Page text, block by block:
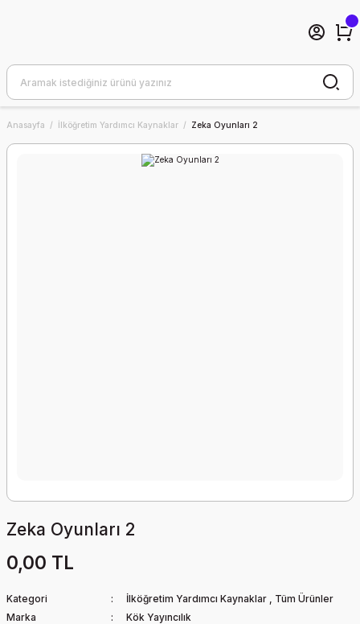
Anasayfa İlköğretim Yardımcı Kaynaklar Zeka Oyunları 2
Zeka Oyunları 2
0,00 TL
Kategori İlköğretim Yardımcı Kaynaklar , Tüm Ürünler
Marka
Kök Yayıncılık